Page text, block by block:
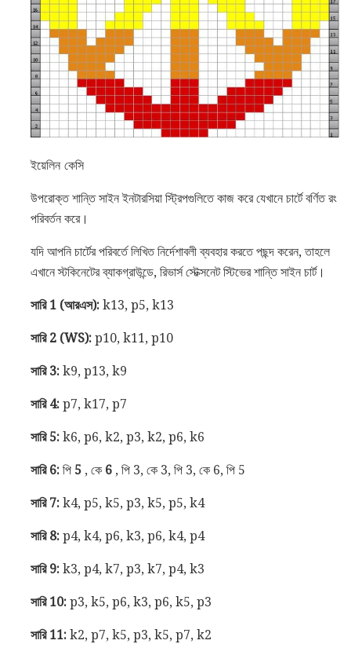
ইয়েলিন কেসি
উপরোক্ত শান্তি সাইন ইনটারসিয়া স্ট্রিপগুলিতে কাজ করে যেখানে চার্টে বর্ণিত রং
পরিবর্তন করে।
যদি আপনি চার্টের পরিবর্তে লিখিত নির্দেশাবলী ব্যবহার করতে পছন্দ করেন, তাহলে
এখানে স্টকিনেটের ব্যাকগ্রাউন্ডে, রিভার্স স্টেক্সনেট স্টিভের শান্তি সাইন চার্ট।
সারি 1 (আরএস): k13, p5, k13
সারি 2 (WS): p10, k11, p10
সারি 3: k9, p13, k9
সারি 4: p7, k17, p7
সারি 5: k6, p6, k2, p3, k2, p6, k6
সারি 6: পি 5 , কে 6 , পি 3, কে 3, পি 3, কে 6, পি 5
সারি 7: k4, p5, k5, p3, k5, p5, k4
সারি 8: p4, k4, p6, k3, p6, k4, p4
সারি 9: k3, p4, k7, p3, k7, p4, k3
সারি 10: p3, k5, p6, k3, p6, k5, p3
সারি 11: k2, p7, k5, p3, k5, p7, k2